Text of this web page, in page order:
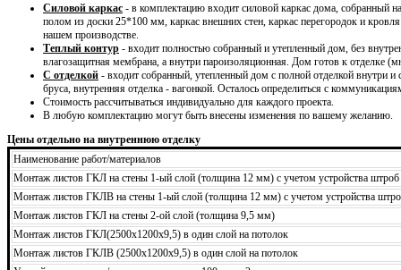
Силовой каркас - в комплектацию входит силовой каркас дома, собранный
полом из доски 25*100 мм, каркас внешних стен, каркас перегородок и
нашем производстве.
Теплый контур - входит полностью собранный и утепленный дом, без
влагозащитная мембрана, а внутри пароизоляционная. Дом готов к отделке
С отделкой - входит собранный, утепленный дом с полной отделкой внутри
бруса, внутренняя отделка - вагонкой. Осталось определиться с
Стоимость рассчитываться индивидуально для каждого проекта.
В любую комплектацию могут быть внесены изменения по вашему желанию.
Цены отдельно на внутреннюю отделку
Наименование работ/материалов
Монтаж листов ГКЛ на стены 1-ый слой (толщина 12 мм) с учетом устройства штроб
Монтаж листов ГКЛВ на стены 1-ый слой (толщина 12 мм) с учетом устройства
Монтаж листов ГКЛ на стены 2-ой слой (толщина 9,5 мм)
Монтаж листов ГКЛ(2500х1200х9,5) в один слой на потолок
Монтаж листов ГКЛВ (2500х1200х9,5) в один слой на потолок